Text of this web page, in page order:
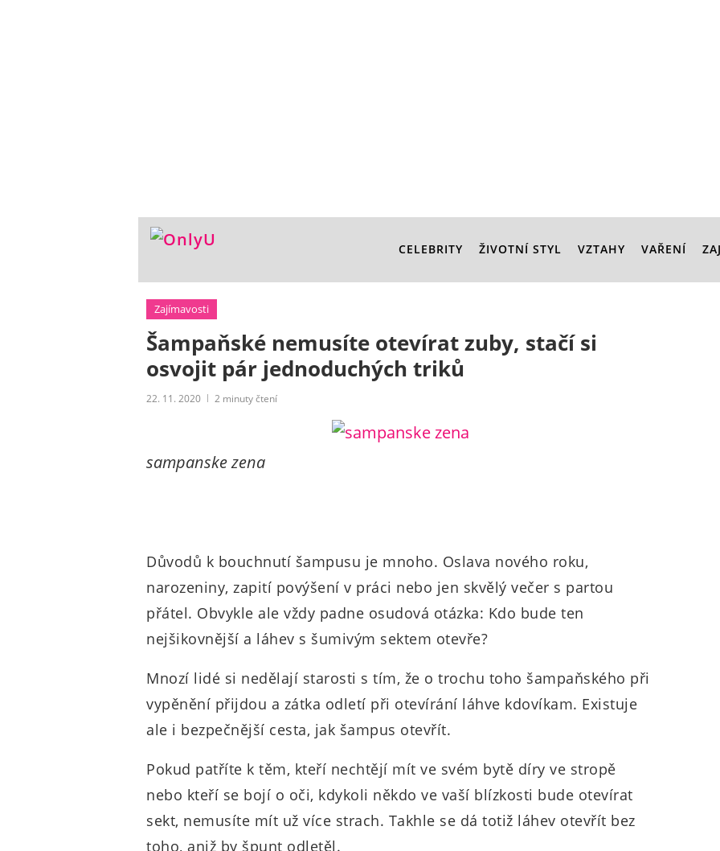
CELEBRITY ŽIVOTNÍ STYL VZTAHY VAŘENÍ
Zajímavosti
Šampaňské nemusíte otevírat zuby, stačí si
osvojit pár jednoduchých triků
22. 11. 2020 2 minuty čtení
sampanske zena
Důvodů k bouchnutí šampusu je mnoho. Oslava nového roku,
narozeniny, zapití povýšení v práci nebo jen skvělý večer s partou
přátel. Obvykle ale vždy padne osudová otázka: Kdo bude ten
nejšikovnější a láhev s šumivým sektem otevře?
Mnozí lidé si nedělají starosti s tím, že o trochu toho šampaňského při
vypěnění přijdou a zátka odletí při otevírání láhve kdovíkam. Existuje
ale i bezpečnější cesta, jak šampus otevřít.
Pokud patříte k těm, kteří nechtějí mít ve svém bytě díry ve stropě
nebo kteří se bojí o oči, kdykoli někdo ve vaší blízkosti bude otevírat
sekt, nemusíte mít už více strach. Takhle se dá totiž láhev otevřít bez
toho, aniž by špunt odletěl.